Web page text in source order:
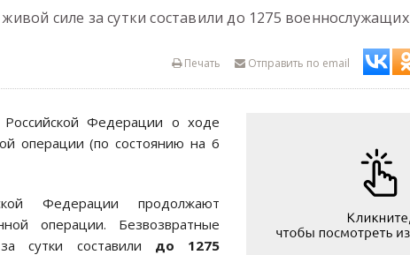
силе за сутки составили до 1275 военнослужащих
Отправить по email
Печать
Федерации о ходе
операции (по состоянию на 6
Федерации продолжают
операции. Безвозвратные
сутки составили до 1275